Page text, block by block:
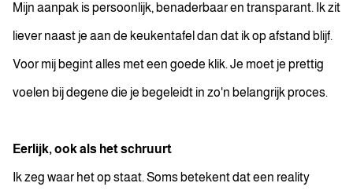
Mijn aanpak is persoonlijk, benaderbaar en transparant. Ik zit
liever naast je aan de keukentafel dan dat ik op afstand blijf.
Voor mij begint alles met een goede klik. Je moet je prettig
voelen bij degene die je begeleidt in zo'n belangrijk proces.
Eerlijk, ook als het schruurt
Ik zeg waar het op staat. Soms betekent dat een reality